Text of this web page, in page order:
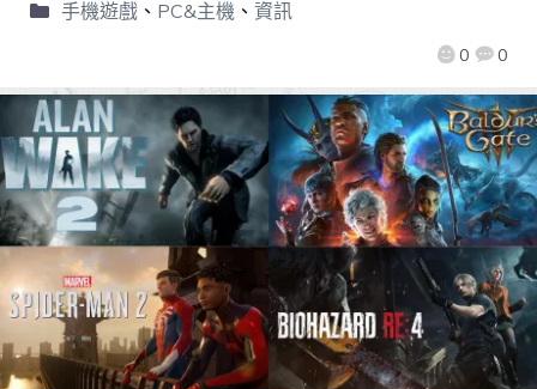
0 0
手機遊戲、 PC&主機、 資訊